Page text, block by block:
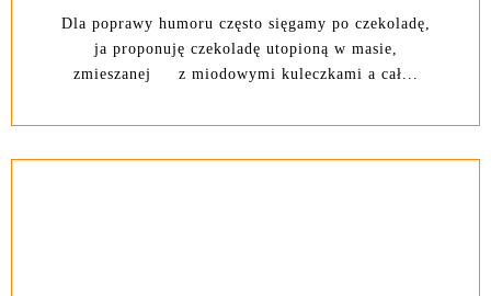
Dla poprawy humoru często sięgamy po czekoladę,
ja proponuję czekoladę utopioną w masie,
zmieszanej z miodowymi kuleczkami a cał...